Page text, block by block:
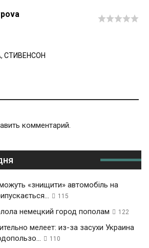
, СТИВЕНСОН
комментарий.
«знищити» автомобіль на
115
немецкий город пополам 122
мелеет: из-за засухи Украина
110